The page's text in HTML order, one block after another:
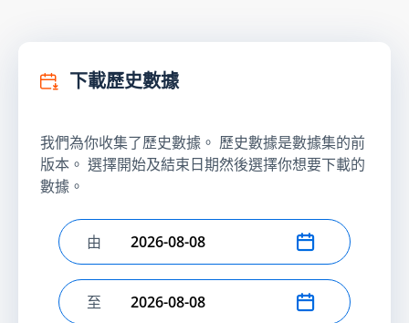
下載歷史數據
我們為你收集了歷史數據。 歷史數據是數據集的前
版本。 選擇開始及結束日期然後選擇你想要下載的
數據。
選擇開始日期
由
選擇結束日期
至